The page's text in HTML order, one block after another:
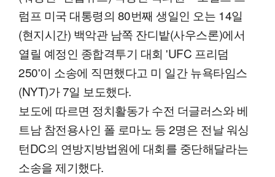
럼프 미국 대통령의 80번째 생일인 오는 14일
(현지시간) 백악관 남쪽 잔디밭(사우스론)에서
열릴 예정인 종합격투기 대회 'UFC 프리덤
250'이 소송에 직면했다고 미 일간 뉴욕타임스
(NYT)가 7일 보도했다.
보도에 따르면 정치활동가 수전 더글러스와 베
트남 참전용사인 폴 로마노 등 2명은 전날 워싱
턴DC의 연방지방법원에 대회를 중단해달라는
소송을 제기했다.